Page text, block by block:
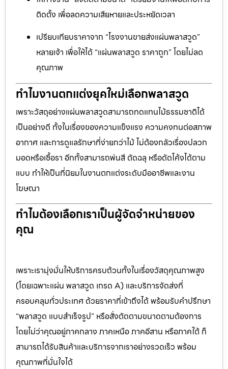
ติดตั้ง เพื่อลดความเสียหายและประหยัดเวลา
เปรียบเทียบราคาจาก “โรงงานขายส่งแผ่นพลาสวูด”
หลายเจ้า เพื่อให้ได้ “แผ่นพลาสวูด ราคาถูก” โดยไม่ลด
คุณภาพ
ทำไมงานตกแต่งยุคใหม่เลือกพลาสวูด
เพราะวัสดุอย่างแผ่นพลาสวูดสามารถทดแทนไม้ธรรมชาติได้
เป็นอย่างดี ทั้งในเรื่องของความแข็งแรง ความคงทนต่อสภาพ
อากาศ และการดูแลรักษาที่ง่ายกว่าไม้ ไม่ต้องกลัวเรื่องปลวก
มอดหรือเชื้อรา อีกทั้งสามารถพ่นสี ตัดฉลุ หรือดัดโค้งได้ตาม
แบบ ทำให้เป็นที่นิยมในงานตกแต่งระดับมืออาชีพและงาน
โฆษณา
ทำไมต้องเลือกเราเป็นผู้จัดจำหน่ายของ
คุณ
เพราะเรามุ่งมั่นให้บริการครบถ้วนทั้งในเรื่องวัสดุคุณภาพสูง
(โดยเฉพาะแผ่น พลาสวูด เกรด A) และบริการจัดส่งที่
ครอบคลุมทั่วประเทศ ด้วยราคาที่เข้าถึงได้ พร้อมรับคำปรึกษา
“พลาสวูด แบบสำเร็จรูป” หรือสั่งตัดตามขนาดตามต้องการ
โดยไม่ว่าคุณอยู่ภาคกลาง ภาคเหนือ ภาคอีสาน หรือภาคใต้ ก็
สามารถได้รับสินค้าและบริการจากเราอย่างรวดเร็ว พร้อม
คุณภาพที่มั่นใจได้